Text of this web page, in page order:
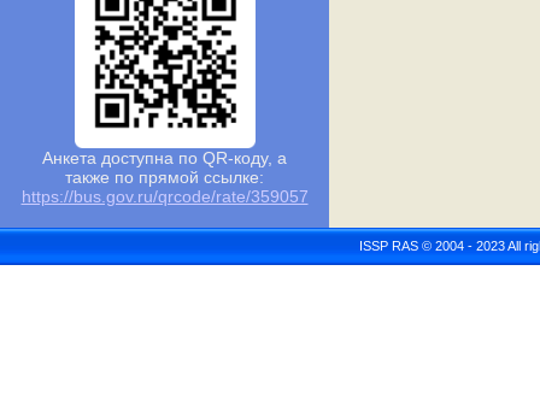
Анкета доступна по QR-коду, а
также по прямой ссылке:
https://bus.gov.ru/qrcode/rate/359057
ISSP RAS © 2004 - 2023 All